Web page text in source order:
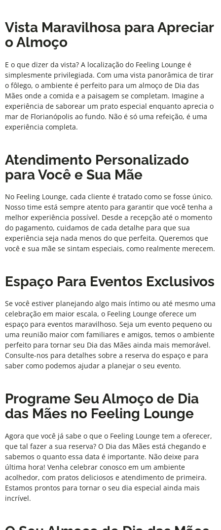
Vista Maravilhosa para Apreciar
o Almoço
E o que dizer da vista? A localização do Feeling Lounge é
simplesmente privilegiada. Com uma vista panorâmica de tirar
o fôlego, o ambiente é perfeito para um almoço de Dia das
Mães onde a comida e a paisagem se completam. Imagine a
experiência de saborear um prato especial enquanto aprecia o
mar de Florianópolis ao fundo. Não é só uma refeição, é uma
experiência completa.
Atendimento Personalizado
para Você e Sua Mãe
No Feeling Lounge, cada cliente é tratado como se fosse único.
Nosso time está sempre atento para garantir que você tenha a
melhor experiência possível. Desde a recepção até o momento
do pagamento, cuidamos de cada detalhe para que sua
experiência seja nada menos do que perfeita. Queremos que
você e sua mãe se sintam especiais, como realmente merecem.
Espaço Para Eventos Exclusivos
Se você estiver planejando algo mais íntimo ou até mesmo uma
celebração em maior escala, o Feeling Lounge oferece um
espaço para eventos maravilhoso. Seja um evento pequeno ou
uma reunião maior com familiares e amigos, temos o ambiente
perfeito para tornar seu Dia das Mães ainda mais memorável.
Consulte-nos para detalhes sobre a reserva do espaço e para
saber como podemos ajudar a planejar o seu evento.
Programe Seu Almoço de Dia
das Mães no Feeling Lounge
Agora que você já sabe o que o Feeling Lounge tem a oferecer,
que tal fazer a sua reserva? O Dia das Mães está chegando e
sabemos o quanto essa data é importante. Não deixe para
última hora! Venha celebrar conosco em um ambiente
acolhedor, com pratos deliciosos e atendimento de primeira.
Estamos prontos para tornar o seu dia especial ainda mais
incrível.